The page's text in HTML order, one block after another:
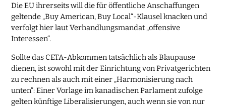
Die EU ihrerseits will die für öffentliche Anschaffungen
geltende „Buy American, Buy Local“-Klausel knacken und
verfolgt hier laut Verhandlungsmandat „offensive
Interessen“.
Sollte das CETA-Abkommen tatsächlich als Blaupause
dienen, ist sowohl mit der Einrichtung von Privatgerichten
zu rechnen als auch mit einer „Harmonisierung nach
unten“: Einer Vorlage im kanadischen Parlament zufolge
gelten künftige Liberalisierungen, auch wenn sie von nur